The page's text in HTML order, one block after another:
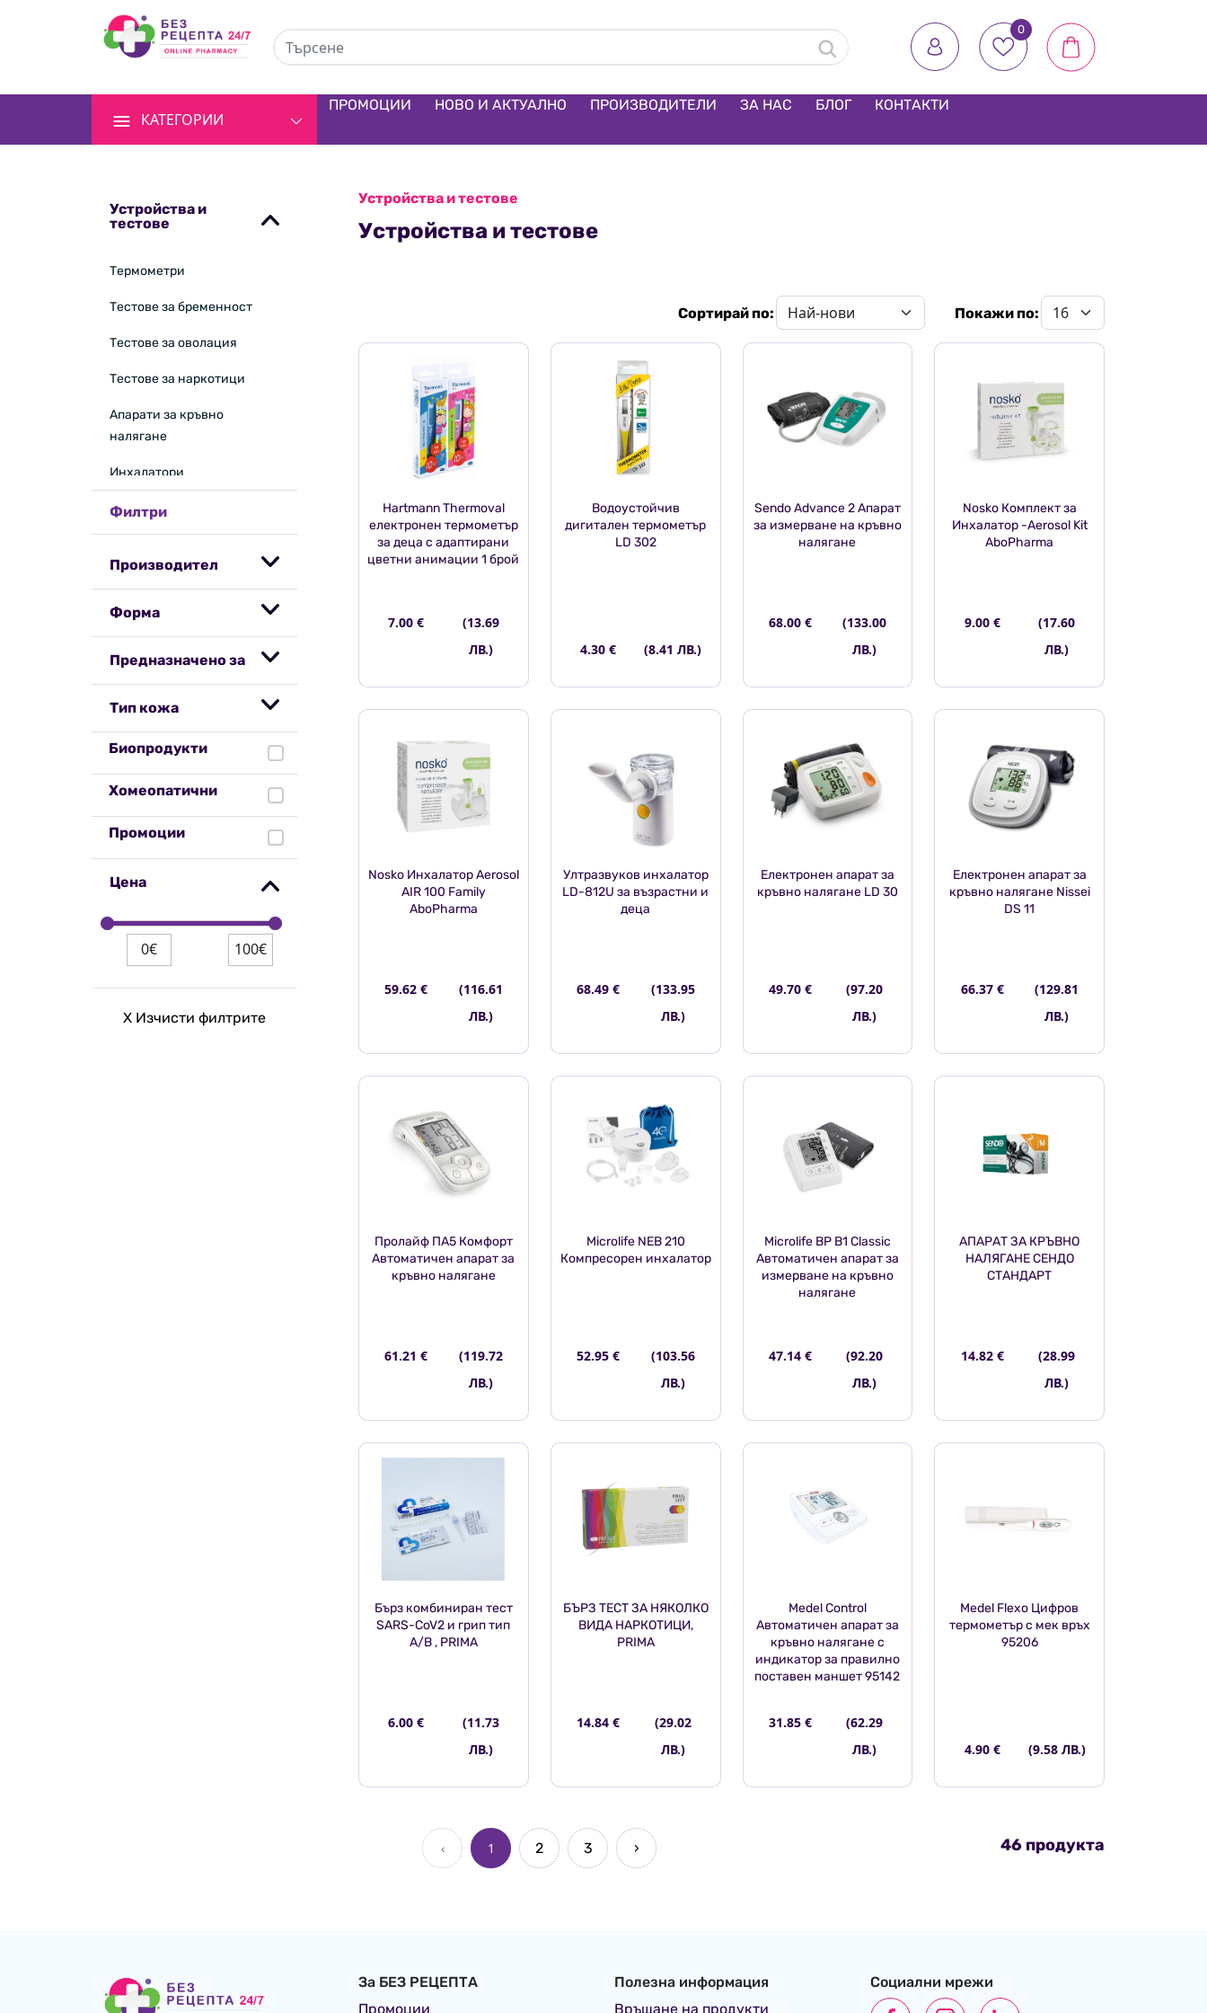
0
КАТЕГОРИИ
ПРОМОЦИИ НОВО И АКТУАЛНО ПРОИЗВОДИТЕЛИ ЗА НАС БЛОГ КОНТАКТИ
Устройства и
тестове
Термометри
Тестове за бременност
Тестове за оволация
Тестове за наркотици
Апарати за кръвно
налягане
Инхалатори
Измерване на кръвна
Филтри
Производител
Форма
Предназначено за
Тип кожа
Биопродукти
Хомеопатични
Промоции
Цена
0€ 100€
X Изчисти филтрите
Устройства и тестове
Устройства и тестове
Сортирай по: Покажи по:
Hartmann Thermoval
електронен термометър
за деца с адаптирани
цветни анимации 1 брой
7.00 €
(13.69
ЛВ.)
Водоустойчив
дигитален термометър
LD 302
4.30 € (8.41 ЛВ.)
Sendo Advance 2 Апарат
за измерване на кръвно
налягане
68.00 €
(133.00
ЛВ.)
Nosko Комплект за
Инхалатор -Aerosol Kit
AboPharma
9.00 €
(17.60
ЛВ.)
Nosko Инхалатор Aerosol
AIR 100 Family
AboPharma
59.62 €
(116.61
ЛВ.)
Ултразвуков инхалатор
LD-812U за възрастни и
деца
68.49 €
(133.95
ЛВ.)
Електронен апарат за
кръвно налягане LD 30
49.70 €
(97.20
ЛВ.)
Електронен апарат за
кръвно налягане Nissei
DS 11
66.37 €
(129.81
ЛВ.)
Пролайф ПА5 Комфорт
Автоматичен апарат за
кръвно налягане
61.21 €
(119.72
ЛВ.)
Microlife NEB 210
Компресорен инхалатор
52.95 €
(103.56
ЛВ.)
Microlife BP B1 Classic
Автоматичен апарат за
измерване на кръвно
налягане
47.14 €
(92.20
ЛВ.)
АПАРАТ ЗА КРЪВНО
НАЛЯГАНЕ СЕНДО
СТАНДАРТ
14.82 €
(28.99
ЛВ.)
Бърз комбиниран тест
SARS-CoV2 и грип тип
A/B , PRIMA
6.00 €
(11.73
ЛВ.)
БЪРЗ ТЕСТ ЗА НЯКОЛКО
ВИДА НАРКОТИЦИ,
PRIMA
14.84 €
(29.02
ЛВ.)
Medel Control
Автоматичен апарат за
кръвно налягане с
индикатор за правилно
поставен маншет 95142
31.85 €
(62.29
ЛВ.)
Medel Flexo Цифров
термометър с мек връх
95206
4.90 € (9.58 ЛВ.)
‹ 1 2 3 › 46 продукта
За БЕЗ РЕЦЕПТА
Промоции
Полезна информация
Връщане на продукти
Социални мрежи